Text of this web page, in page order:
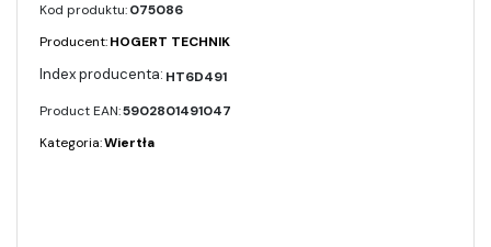
Kod produktu:075086
Producent:HOGERT TECHNIK
HT6D491
Product EAN:5902801491047
Kategoria:Wiertła